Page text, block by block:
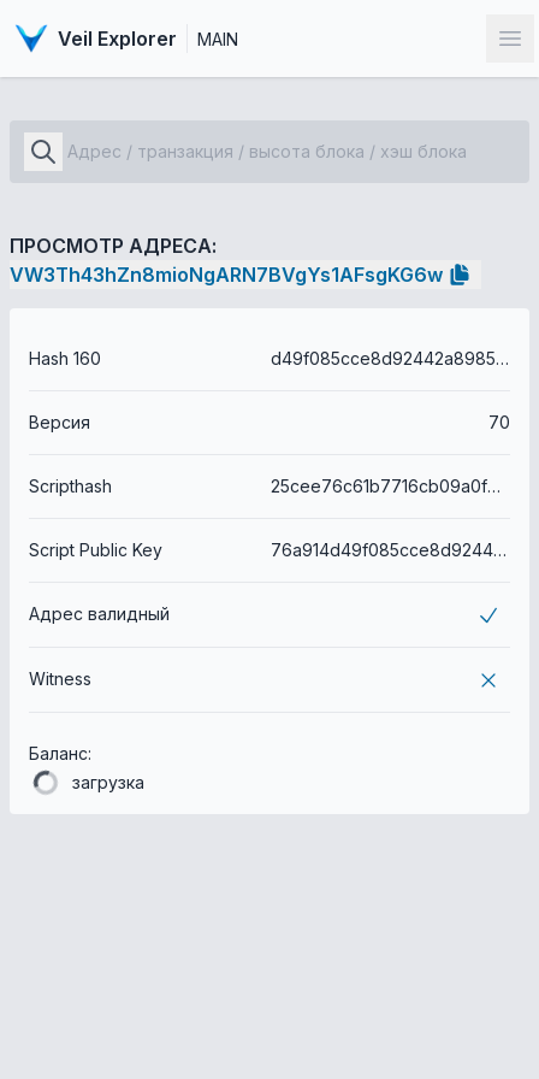
Veil Explorer MAIN
ПРОСМОТР АДРЕСА:
VW3Th43hZn8mioNgARN7BVgYs1AFsgKG6w
Hash 160 d49f085cce8d92442a8985659330dfce6d4d91d1
Версия 70
Scripthash 25cee76c61b7716cb09a0fe3f4a67779dec3eda26fe46d5d5e7721ee2da0bb0d
Script Public Key 76a914d49f085cce8d92442a8985659330dfce6d4d91d188ac
Адрес валидный
Witness
Баланс:
загрузка